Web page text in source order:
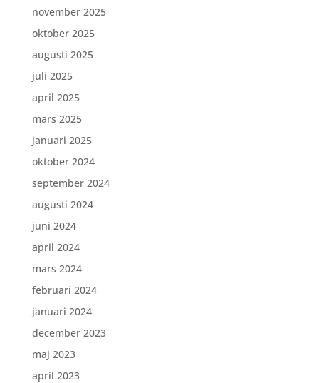
november 2025
oktober 2025
augusti 2025
juli 2025
april 2025
mars 2025
januari 2025
oktober 2024
september 2024
augusti 2024
juni 2024
april 2024
mars 2024
februari 2024
januari 2024
december 2023
maj 2023
april 2023